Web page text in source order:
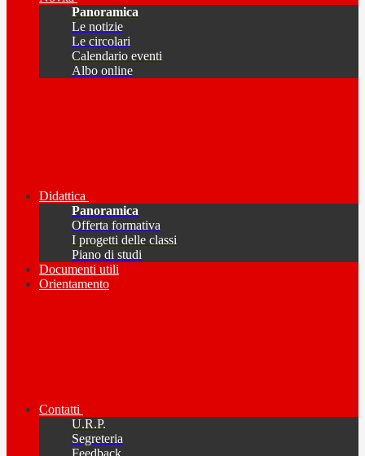
Panoramica
Le notizie
Le circolari
Calendario eventi
Albo online
Didattica
Panoramica
Offerta formativa
I progetti delle classi
Piano di studi
Documenti utili
Orientamento
Contatti
U.R.P.
Segreteria